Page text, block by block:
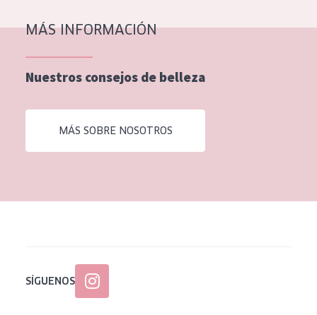
MÁS INFORMACIÓN
Nuestros consejos de belleza
MÁS SOBRE NOSOTROS
SÍGUENOS